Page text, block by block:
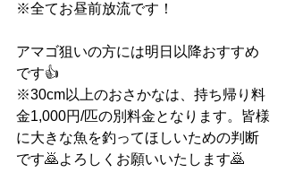
※全てお昼前放流です！
アマゴ狙いの方には明日以降おすすめ
です👍
※30cm以上のおさかなは、持ち帰り料
金1,000円/匹の別料金となります。皆様
に大きな魚を釣ってほしいための判断
です🙇よろしくお願いいたします🙇